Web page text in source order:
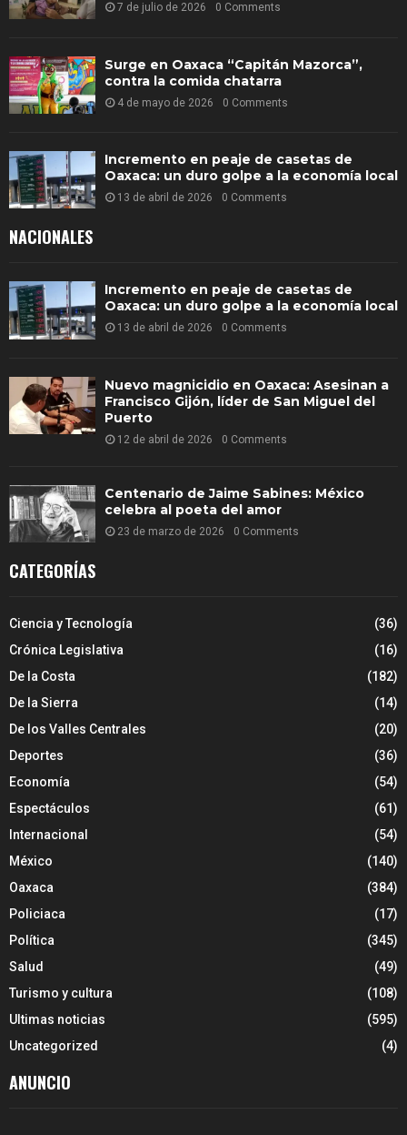
7 de julio de 2026 0 Comments
Surge en Oaxaca “Capitán Mazorca”,
contra la comida chatarra
4 de mayo de 2026 0 Comments
Incremento en peaje de casetas de
Oaxaca: un duro golpe a la economía local
13 de abril de 2026 0 Comments
NACIONALES
Incremento en peaje de casetas de
Oaxaca: un duro golpe a la economía local
13 de abril de 2026 0 Comments
Nuevo magnicidio en Oaxaca: Asesinan a
Francisco Gijón, líder de San Miguel del
Puerto
12 de abril de 2026 0 Comments
Centenario de Jaime Sabines: México
celebra al poeta del amor
23 de marzo de 2026 0 Comments
CATEGORÍAS
Ciencia y Tecnología
(36)
Crónica Legislativa
(16)
De la Costa
(182)
De la Sierra
(14)
De los Valles Centrales
(20)
Deportes
(36)
Economía
(54)
Espectáculos
(61)
Internacional
(54)
México
(140)
Oaxaca
(384)
Policiaca
(17)
Política
(345)
Salud
(49)
Turismo y cultura
(108)
Ultimas noticias
(595)
Uncategorized
(4)
ANUNCIO